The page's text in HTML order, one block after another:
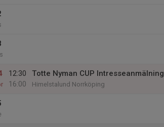
12:30
16:00
Totte Nyman CUP Intresseanmälning
Himelstalund Norrköping